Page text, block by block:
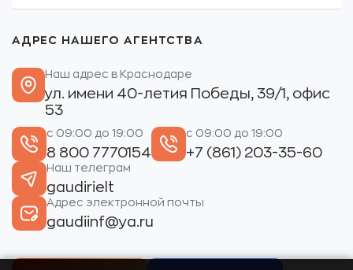
АДРЕС НАШЕГО АГЕНТСТВА
Наш адрес в Краснодаре
ул. имени 40-летия Победы, 39/1, офис
53
с 09:00 до 19:00
8 800 7770154
с 09:00 до 19:00
+7 (861) 203-35-60
Наш телеграм
gaudirielt
Адрес электронной почты
gaudiinf@ya.ru